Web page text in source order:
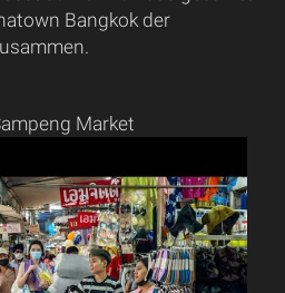
Bangkok der
Market